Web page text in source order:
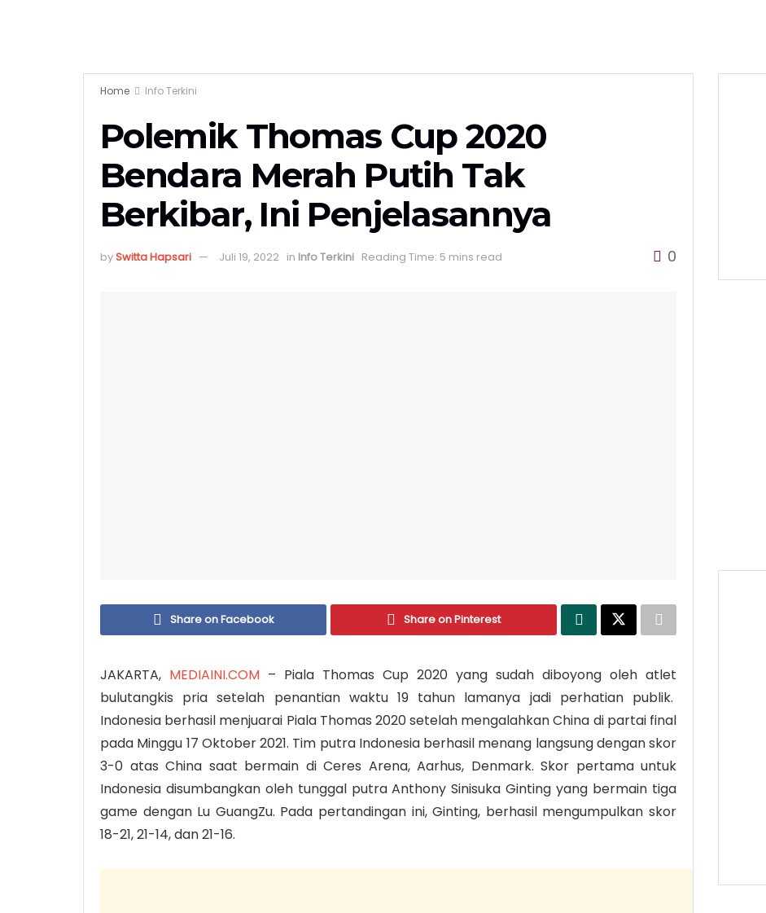
Home Info Terkini
Polemik Thomas Cup 2020
Bendara Merah Putih Tak
Berkibar, Ini Penjelasannya
bySwitta Hapsari Juli 19, 2022 in Info Terkini Reading Time: 5 mins read 0
Share on Facebook Share on Pinterest
JAKARTA, MEDIAINI.COM – Piala Thomas Cup 2020 yang sudah diboyong oleh atlet
bulutangkis pria setelah penantian waktu 19 tahun lamanya jadi perhatian publik.
Indonesia berhasil menjuarai Piala Thomas 2020 setelah mengalahkan China di partai final
pada Minggu 17 Oktober 2021. Tim putra Indonesia berhasil menang langsung dengan skor
3-0 atas China saat bermain di Ceres Arena, Aarhus, Denmark. Skor pertama untuk
Indonesia disumbangkan oleh tunggal putra Anthony Sinisuka Ginting yang bermain tiga
game dengan Lu GuangZu. Pada pertandingan ini, Ginting, berhasil mengumpulkan skor
18-21, 21-14, dan 21-16.